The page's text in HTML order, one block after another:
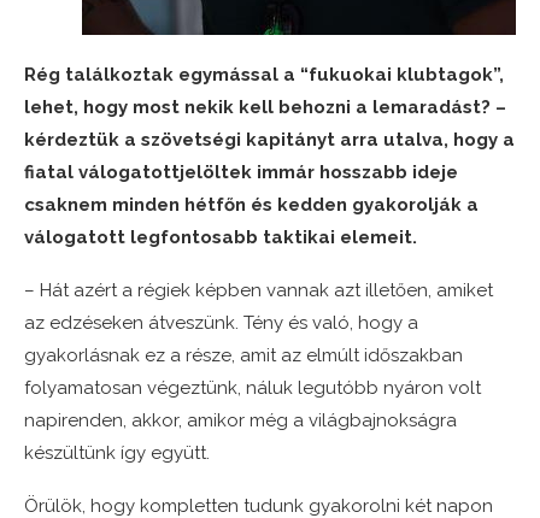
Rég találkoztak egymással a “fukuokai klubtagok”,
lehet, hogy most nekik kell behozni a lemaradást? –
kérdeztük a szövetségi kapitányt arra utalva, hogy a
fiatal válogatottjelöltek immár hosszabb ideje
csaknem minden hétfőn és kedden gyakorolják a
válogatott legfontosabb taktikai elemeit.
– Hát azért a régiek képben vannak azt illetően, amiket
az edzéseken átveszünk. Tény és való, hogy a
gyakorlásnak ez a része, amit az elmúlt időszakban
folyamatosan végeztünk, náluk legutóbb nyáron volt
napirenden, akkor, amikor még a világbajnokságra
készültünk így együtt.
Örülök, hogy kompletten tudunk gyakorolni két napon